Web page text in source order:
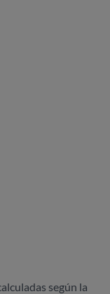
según la